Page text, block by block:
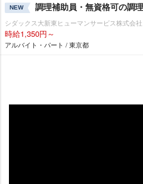
NEW 調理補助員・無資格可の調
シダックス大新東ヒューマンサービス株式会
時給1,350円～
アルバイト・パート / 東京都